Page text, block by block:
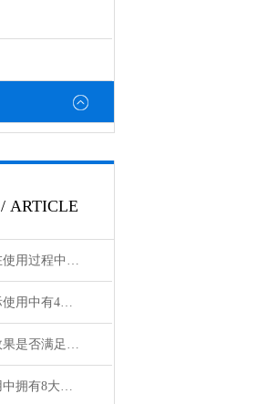
/ ARTICLE
详细解析干燥箱在使用过程中需注意哪些事项？
气体分割器在实际使用中有4大特性
细胞复苏仪复苏效果是否满足您的实际要求？
测氧仪在实际应用中拥有8大特点